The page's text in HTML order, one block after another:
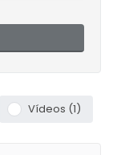
Vídeos (1)